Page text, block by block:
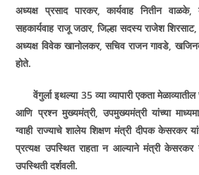
अध्यक्ष प्रसाद पारकर, कार्यवाह नितीन वाळके,
सहकार्यवाह राजू जठार, जिल्हा सदस्य राजेश शिरसाट,
अध्यक्ष विवेक खानोलकर, सचिव राजन गावडे,
होते.
वेंगुर्ला इथल्या 35 व्या व्यापारी एकता
आणि प्रश्‍न मुख्यमंत्री, उपमुख्यमंत्री यांच्या
ग्वाही राज्याचे शालेय शिक्षण मंत्री दीपक केसरकर
प्रत्यक्ष उपस्थित राहता न आल्याने मंत्री केसरकर
उपस्थिती दर्शवली.